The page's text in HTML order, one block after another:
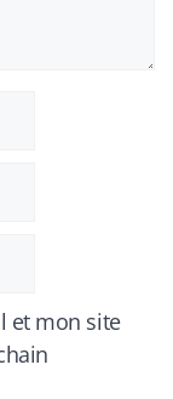
et mon site